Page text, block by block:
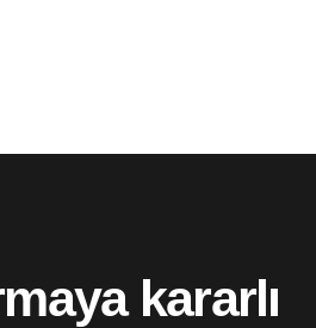
kararlı